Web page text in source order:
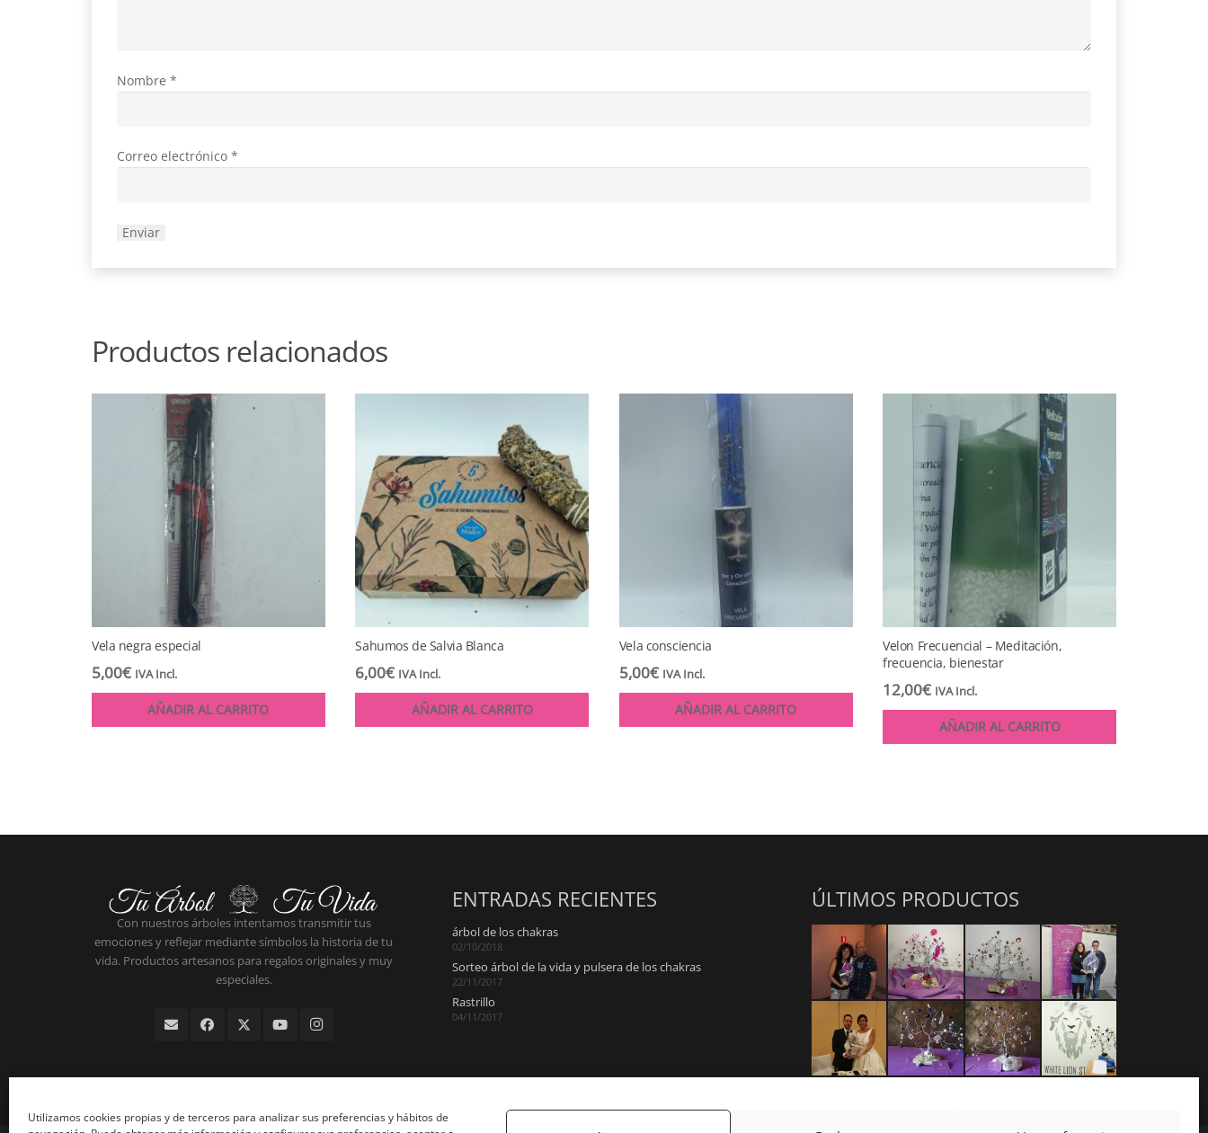
Utilizamos cookies propias y de terceros para analizar sus preferencias y hábitos de
Nombre *
Correo electrónico *
Productos relacionados
Vela negra especial
5,00€ IVA Incl.
AÑADIR AL CARRITO
Sahumos de Salvia Blanca
6,00€ IVA Incl.
AÑADIR AL CARRITO
Vela consciencia
5,00€ IVA Incl.
AÑADIR AL CARRITO
Velon Frecuencial – Meditación,
frecuencia, bienestar
12,00€ IVA Incl.
AÑADIR AL CARRITO
Con nuestros árboles intentamos transmitir tus
emociones y reflejar mediante símbolos la historia de tu
vida. Productos artesanos para regalos originales y muy
especiales.
ENTRADAS RECIENTES
árbol de los chakras
02/10/2018
Sorteo árbol de la vida y pulsera de los chakras
22/11/2017
Rastrillo
04/11/2017
ÚLTIMOS PRODUCTOS